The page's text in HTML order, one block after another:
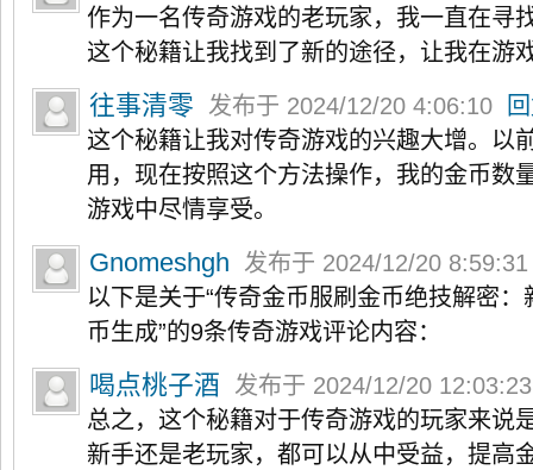
作为一名传奇游戏的老玩家，我一直在寻
这个秘籍让我找到了新的途径，让我在游
往事清零 发布于 2024/12/20 4:06:10
这个秘籍让我对传奇游戏的兴趣大增。以
用，现在按照这个方法操作，我的金币数
游戏中尽情享受。
Gnomeshgh
发布于 2024/12/20
以下是关于“传奇金币服刷金币绝技解密
币生成”的9条传奇游戏评论内容：
喝点桃子酒
发布于 2024/12/20
总之，这个秘籍对于传奇游戏的玩家来说
新手还是老玩家，都可以从中受益，提高